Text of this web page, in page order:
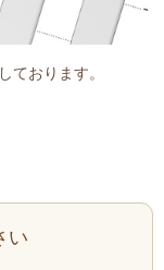
ております。
い